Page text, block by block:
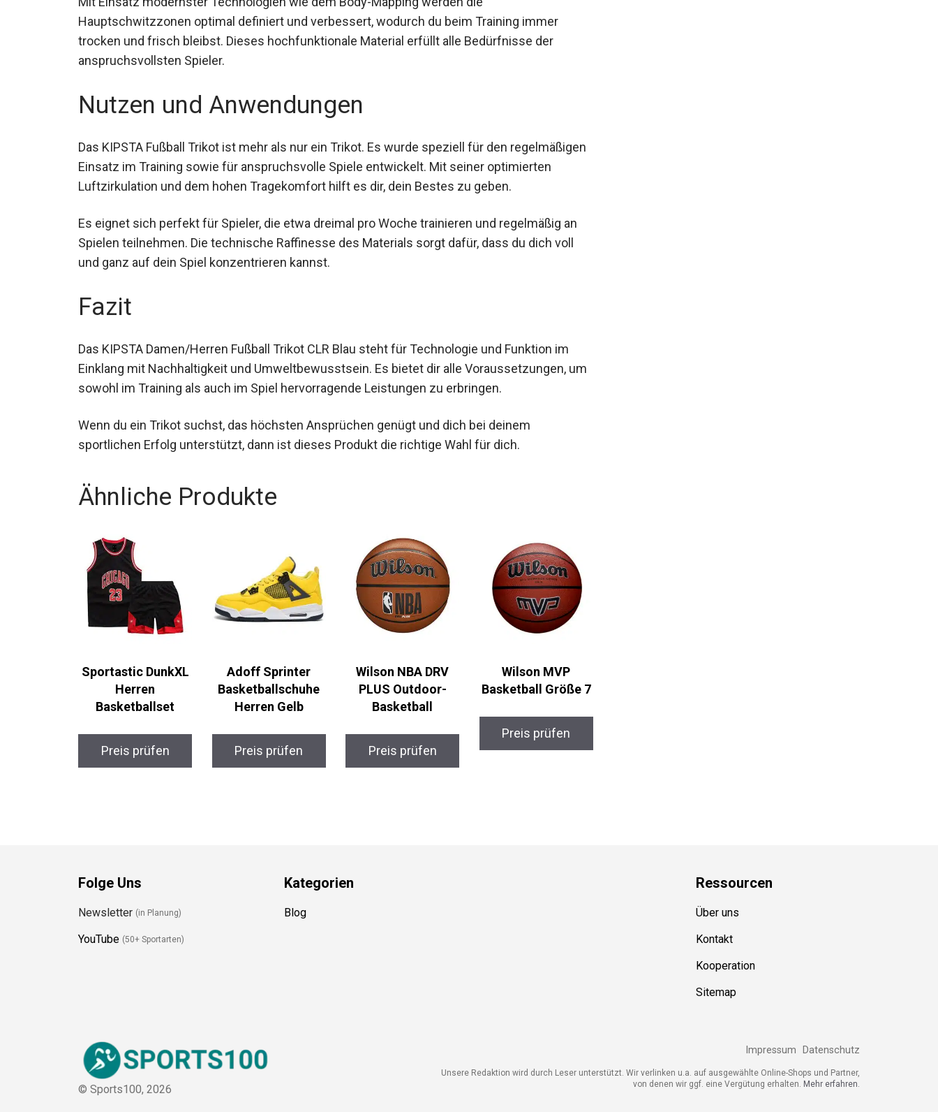
Hauptschwitzzonen optimal definiert und verbessert, wodurch du beim Training immer
trocken und frisch bleibst. Dieses hochfunktionale Material erfüllt alle Bedürfnisse der
anspruchsvollsten Spieler.
Nutzen und Anwendungen
Das KIPSTA Fußball Trikot ist mehr als nur ein Trikot. Es wurde speziell für den regelmäßigen
Einsatz im Training sowie für anspruchsvolle Spiele entwickelt. Mit seiner optimierten
Luftzirkulation und dem hohen Tragekomfort hilft es dir, dein Bestes zu geben.
Es eignet sich perfekt für Spieler, die etwa dreimal pro Woche trainieren und regelmäßig an
Spielen teilnehmen. Die technische Raffinesse des Materials sorgt dafür, dass du dich voll
und ganz auf dein Spiel konzentrieren kannst.
Fazit
Das KIPSTA Damen/Herren Fußball Trikot CLR Blau steht für Technologie und Funktion im
Einklang mit Nachhaltigkeit und Umweltbewusstsein. Es bietet dir alle Voraussetzungen, um
sowohl im Training als auch im Spiel hervorragende Leistungen zu erbringen.
Wenn du ein Trikot suchst, das höchsten Ansprüchen genügt und dich bei deinem
sportlichen Erfolg unterstützt, dann ist dieses Produkt die richtige Wahl für dich.
Ähnliche Produkte
Sportastic DunkXL
Herren
Basketballset
Preis prüfen
Adoff Sprinter
Basketballschuhe
Herren Gelb
Preis prüfen
Wilson NBA DRV
PLUS Outdoor-
Basketball
Preis prüfen
Wilson MVP
Basketball Größe 7
Preis prüfen
Folge Uns
Newsletter(in Planung)
YouTube (50+ Sportarten)
Kategorien
Blog
Ressourcen
Über uns
Kontakt
Kooperation
Sitemap
© Sports100, 2026
Impressum Datenschutz
Unsere Redaktion wird durch Leser unterstützt. Wir verlinken u.a. auf ausgewählte Online-Shops und Partner,
von denen wir ggf. eine Vergütung erhalten. Mehr erfahren.